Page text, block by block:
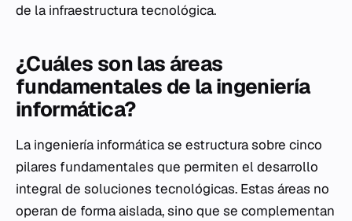
de la infraestructura tecnológica.
¿Cuáles son las áreas
fundamentales de la ingeniería
informática?
La ingeniería informática se estructura sobre cinco
pilares fundamentales que permiten el desarrollo
integral de soluciones tecnológicas. Estas áreas no
operan de forma aislada, sino que se complementan